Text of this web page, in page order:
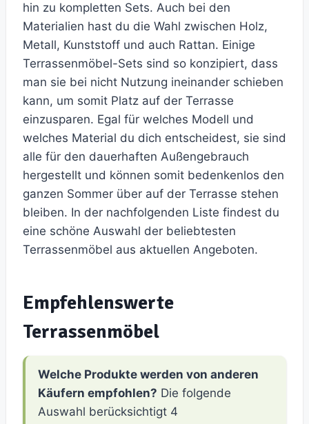
hin zu kompletten Sets. Auch bei den
Materialien hast du die Wahl zwischen Holz,
Metall, Kunststoff und auch Rattan. Einige
Terrassenmöbel-Sets sind so konzipiert, dass
man sie bei nicht Nutzung ineinander schieben
kann, um somit Platz auf der Terrasse
einzusparen. Egal für welches Modell und
welches Material du dich entscheidest, sie sind
alle für den dauerhaften Außengebrauch
hergestellt und können somit bedenkenlos den
ganzen Sommer über auf der Terrasse stehen
bleiben. In der nachfolgenden Liste findest du
eine schöne Auswahl der beliebtesten
Terrassenmöbel aus aktuellen Angeboten.
Empfehlenswerte
Terrassenmöbel
Welche Produkte werden von anderen
Käufern empfohlen? Die folgende
Auswahl berücksichtigt 4